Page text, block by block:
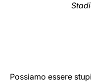
Possiamo essere